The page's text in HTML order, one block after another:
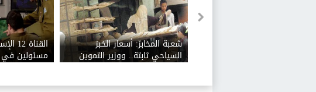
غزل المحلة: الأهلي يتفاوض لضم
محمود صلاح
المهن
الأداء
مراحلها